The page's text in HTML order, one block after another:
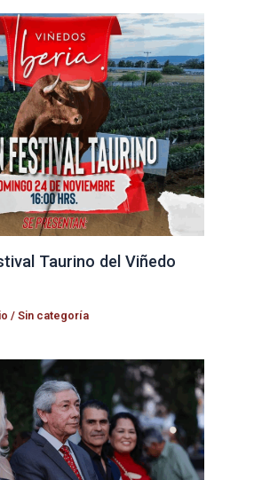
Taurino del Viñedo
/Sin categoría